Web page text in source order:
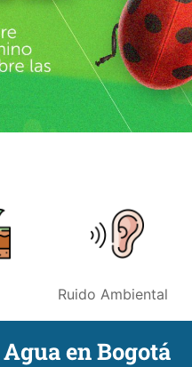
Ruido Ambiental
en Bogotá